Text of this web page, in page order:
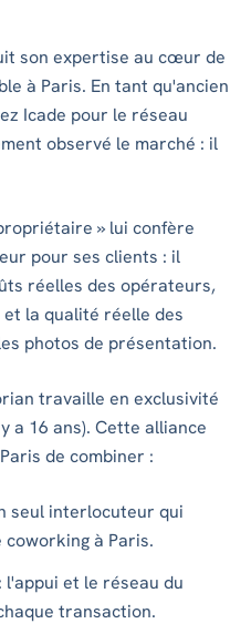
son expertise au cœur de
à Paris. En tant qu'ancien
Icade pour le réseau
observé le marché : il
» lui confère
pour ses clients : il
réelles des opérateurs,
la qualité réelle des
photos de présentation.
travaille en exclusivité
a 16 ans). Cette alliance
de combiner :
seul interlocuteur qui
à Paris.
: l'appui et le réseau du
transaction.